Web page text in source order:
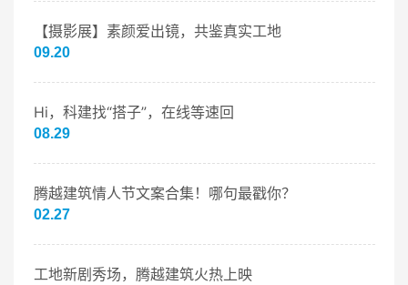
【摄影展】素颜爱出镜，共鉴真实工地
09.20
Hi，科建找“搭子”，在线等速回
08.29
腾越建筑情人节文案合集！哪句最戳你？
02.27
工地新剧秀场，腾越建筑火热上映